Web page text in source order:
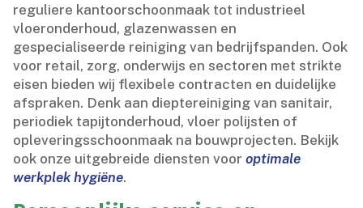
reguliere kantoorschoonmaak tot industrieel
vloeronderhoud, glazenwassen en
gespecialiseerde reiniging van bedrijfspanden.​ Ook
voor retail, zorg, onderwijs en sectoren met strikte
eisen bieden wij flexibele contracten en duidelijke
afspraken.​ Denk aan dieptereiniging van sanitair,
periodiek tapijtonderhoud, vloer polijsten of
opleveringsschoonmaak na bouwprojecten.​ Bekijk
ook onze uitgebreide diensten vooroptimale
werkplek hygiëne.​